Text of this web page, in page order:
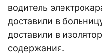
водитель
доставили в
доставили в
содержания.